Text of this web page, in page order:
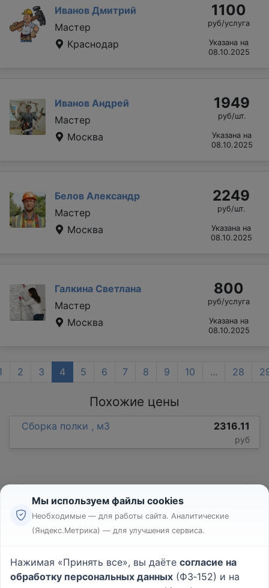
Иванов Дмитрий
Мастер
Краснодар
1100
руб/услуга
Указана на
08.10.2025
Иванов Андрей
Мастер
Москва
1949
руб/шт.
Указана на
08.10.2025
Белов Александр
Мастер
Москва
2249
руб/шт.
Указана на
08.10.2025
Галкина Светлана
Мастер
Москва
800
руб/услуга
Указана на
08.10.2025
2 3 4 5 6 7 8 9 10 ... 28
Похожие цены
Сборка полки , м3 2316.11
руб
Реклама
Пользовательское соглашение
Политика конфиденциальности
Мы используем файлы cookies
Необходимые — для работы сайта. Аналитические
(Яндекс.Метрика) — для улучшения сервиса.
Нажимая «Принять все», вы даёте согласие на
обработку персональных данных (ФЗ‑152) и на